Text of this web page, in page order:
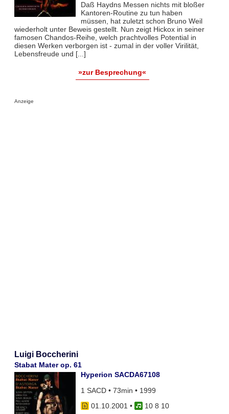
Daß Haydns Messen nichts mit bloßer
Kantoren-Routine zu tun haben
müssen, hat zuletzt schon Bruno Weil
wiederholt unter Beweis gestellt. Nun zeigt Hickox in seiner
famosen Chandos-Reihe, welch prachtvolles Potential in
diesen Werken verborgen ist - zumal in der voller Virilität,
Lebensfreude und [...]
»zur Besprechung«
Anzeige
Luigi Boccherini
Stabat Mater op. 61
Hyperion SACDA67108
1 SACD • 73min • 1999
01.10.2001 •
10 8 10